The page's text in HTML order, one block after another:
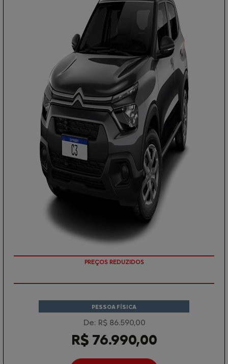
APROVEITE!
PESSOA FÍSICA
De: R$ 86.590,00
R$ 76.990,00